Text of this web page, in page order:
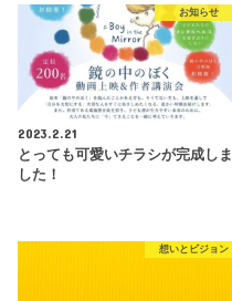
お知らせ
2023.2.21
とっても可愛いチラシが完成しま
した！
想いとビジョン